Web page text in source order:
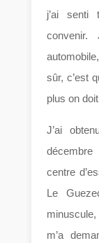
j’ai senti
sûr, c’est
plus on
J’ai
centre
Le
m’a